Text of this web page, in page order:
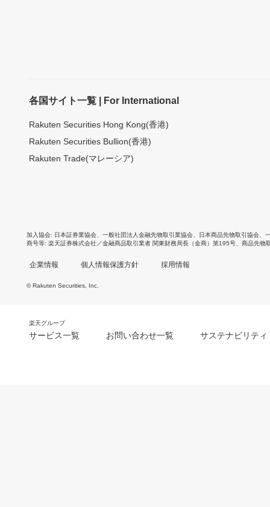
各国サイト一覧 | For International
Rakuten Securities Hong Kong(香港)
Rakuten Securities Bullion(香港)
Rakuten Trade(マレーシア)
加入協会 日本証券業協会 一般社団法人金融先物取引業協会 日本商品先物取引協会
商号等 楽天証券株式会社／金融商品取引業者 関東財務局長（金商）第195号、商品先物
企業情報 個人情報保護方針 採用情報
© Rakuten Securities, Inc.
楽天グループ
サービス一覧 お問い合わせ一覧 サステナビリティ